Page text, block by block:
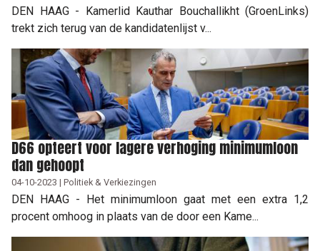
DEN HAAG - Kamerlid Kauthar Bouchallikht (GroenLinks)
trekt zich terug van de kandidatenlijst v...
D66 opteert voor lagere verhoging minimumloon
dan gehoopt
04-10-2023 | Politiek & Verkiezingen
DEN HAAG - Het minimumloon gaat met een extra 1,2
procent omhoog in plaats van de door een Kame...